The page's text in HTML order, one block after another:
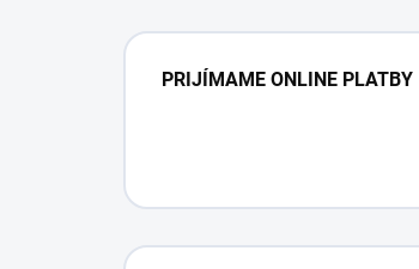
PRIJÍMAME ONLINE PLATBY